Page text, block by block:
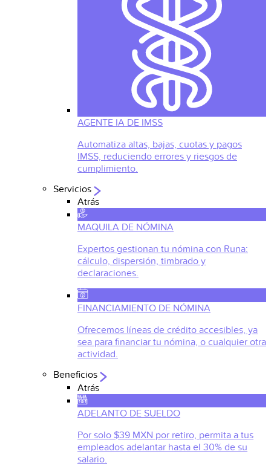
AGENTE IA DE IMSS
Automatiza altas, bajas, cuotas y pagos
IMSS, reduciendo errores y riesgos de
cumplimiento.
Servicios
Atrás
MAQUILA DE NÓMINA
Expertos gestionan tu nómina con Runa:
cálculo, dispersión, timbrado y
declaraciones.
FINANCIAMIENTO DE NÓMINA
Ofrecemos líneas de crédito accesibles, ya
sea para financiar tu nómina, o cualquier otra
actividad.
Beneficios
Atrás
ADELANTO DE SUELDO
Por solo $39 MXN por retiro, permita a tus
empleados adelantar hasta el 30% de su
salario.